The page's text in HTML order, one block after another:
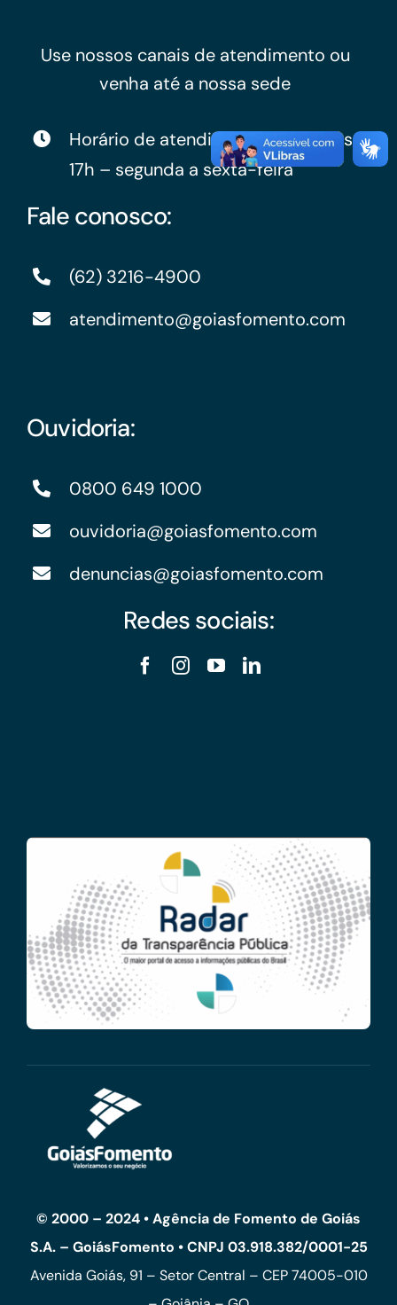
Use nossos canais de atendimento ou
venha até a nossa sede
Horário de atendimento: das 9h às
17h – segunda a sexta-feira
Fale conosco:
(62) 3216-4900
atendimento@goiasfomento.com
Ouvidoria:
0800 649 1000
ouvidoria@goiasfomento.com
denuncias@goiasfomento.com
Redes sociais:
© 2000 – 2024 • Agência de Fomento de Goiás
S.A. – GoiásFomento • CNPJ 03.918.382/0001-25
Avenida Goiás, 91 – Setor Central – CEP 74005-010